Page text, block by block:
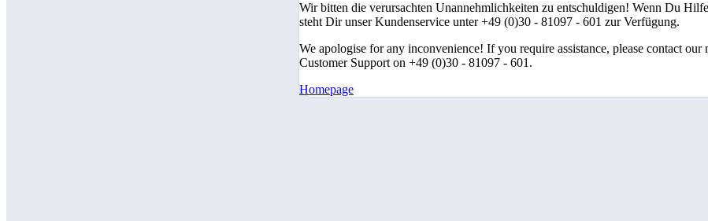
Wir bitten die verursachten Unannehmlichkeiten zu entschuldigen! Wenn Du
steht Dir unser Kundenservice unter +49 (0)30 - 81097 - 601 zur Verfügung.
We apologise for any inconvenience! If you require assistance, please contact our
Customer Support on +49 (0)30 - 81097 - 601.
Homepage